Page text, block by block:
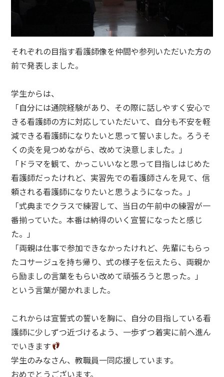
それぞれの目指す看護師像を仲間や参列いただいた方の
前で発表しました。
学生からは、
「自分には通院経験があり、その際に話しやすく安心で
きる看護師の方に対応していただいて、自分も不安を軽
減できる看護師になりたいと思って誓いました。ろうそ
くの炎を見つめながら、改めて決意しました。」
「ドラマを観て、かっこいいなと思って目指しはじめた
看護師だったけれど、実習先での看護師さんを見て、信
頼される看護師になりたいと思うようになった。」
「式典までクラスで練習して、当日の午前中の練習が一
番揃っていた。本番は納得のいく宣誓になったと感じ
た。」
「両親は仕事で参加できなかったけれど、先輩にもらっ
たコサージュを持ち帰り、式の様子を伝えたら、両親か
ら励ましの言葉をもらい改めて頑張ろうと思った。」
という言葉が聞かれました。
これからは宣誓式の誓いを胸に、自分の目指している看
護師に少しずつ近づけるよう、一歩ずつ着実に前へ進ん
でいきます
学生のみなさん、教職員一同応援しています。
おめでとうございます。